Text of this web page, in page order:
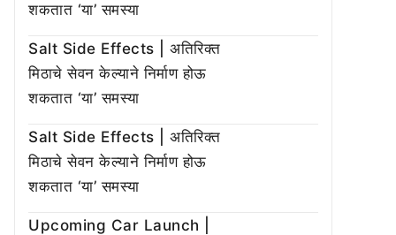
शकतात ‘या’ समस्या
Salt Side Effects | अतिरिक्त
मिठाचे सेवन केल्याने निर्माण होऊ
शकतात ‘या’ समस्या
Salt Side Effects | अतिरिक्त
मिठाचे सेवन केल्याने निर्माण होऊ
शकतात ‘या’ समस्या
Upcoming Car Launch |